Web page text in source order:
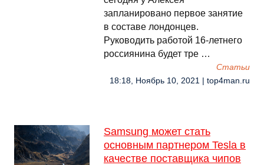
запланировано первое занятие
в составе лондонцев.
Руководить работой 16-летнего
россиянина будет тре …
Cтатьи
18:18, Ноябрь 10, 2021 | top4man.ru
Samsung может стать
основным партнером Tesla в
качестве поставщика чипов